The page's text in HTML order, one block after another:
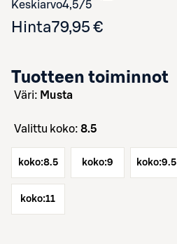
Keskiarvo4,5/5
Hinta79,95 €
Tuotteen toiminnot
väri: Musta
Valittu koko: 8.5
koko:8.5 koko:9 koko:9.5
koko:11